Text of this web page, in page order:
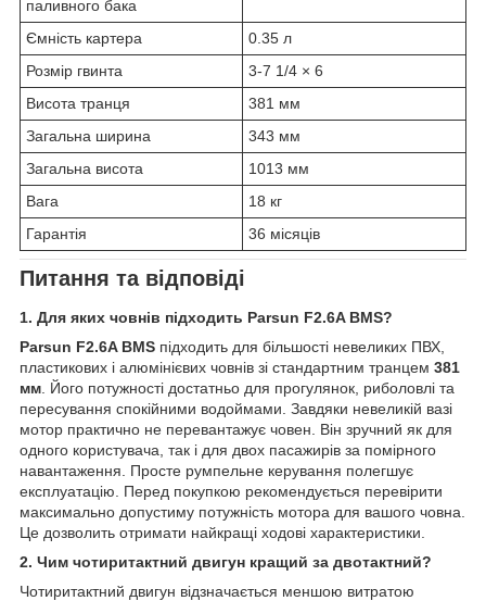
паливного бака
Ємність картера
0.35 л
Розмір гвинта
3-7 1/4 × 6
Висота транця
381 мм
Загальна ширина
343 мм
Загальна висота
1013 мм
Вага
18 кг
Гарантія
36 місяців
Питання та відповіді
1. Для яких човнів підходить Parsun F2.6A BMS?
Parsun F2.6A BMS підходить для більшості невеликих ПВХ,
пластикових і алюмінієвих човнів зі стандартним транцем 381
мм . Його потужності достатньо для прогулянок, риболовлі та
пересування спокійними водоймами. Завдяки невеликій вазі
мотор практично не перевантажує човен. Він зручний як для
одного користувача, так і для двох пасажирів за помірного
навантаження. Просте румпельне керування полегшує
експлуатацію. Перед покупкою рекомендується перевірити
максимально допустиму потужність мотора для вашого човна.
Це дозволить отримати найкращі ходові характеристики.
2. Чим чотиритактний двигун кращий за двотактний?
Чотиритактний двигун відзначається меншою витратою